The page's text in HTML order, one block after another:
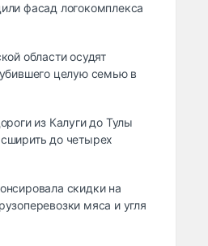
фасад логокомплекса
области осудят
целую семью в
из Калуги до Тулы
до четырех
скидки на
мяса и угля